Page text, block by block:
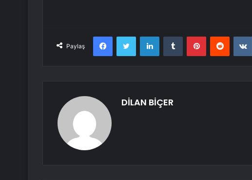
Paylaş
FacebookTwitter LinkedInTumblr PinterestReddit
DİLAN BİÇER